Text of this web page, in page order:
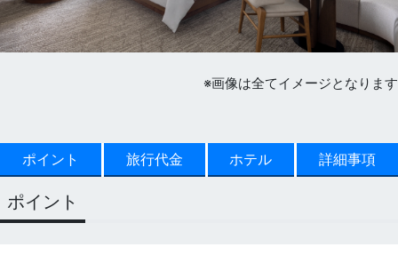
※画像は全てイメージとなります
ポイント 旅行代金 ホテル 詳細事項
ポイント